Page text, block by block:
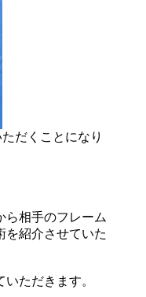
だくことになり
ら相手のフレーム
を紹介させていた
ただきます。